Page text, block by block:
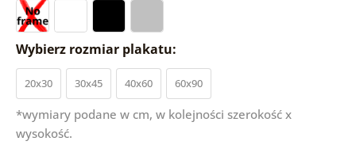
Wybierz rozmiar plakatu:
20x30 30x45 40x60 60x90
*wymiary podane w cm, w kolejności szerokość x
wysokość.